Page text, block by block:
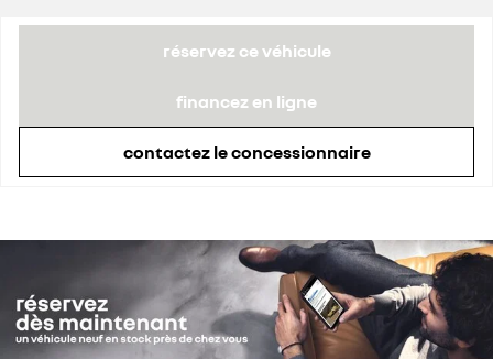
réservez ce véhicule
financez en ligne
contactez le concessionnaire